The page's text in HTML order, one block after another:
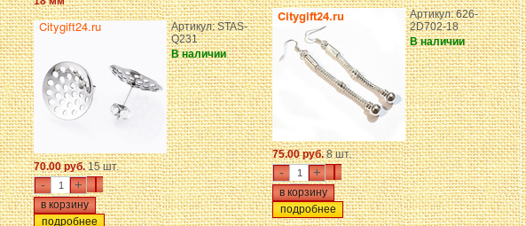
Артикул: STAS-
Q231
В наличии
70.00 руб.15 шт.
- +
подробнее
Артикул: 626-
2D702-18
В наличии
75.00 руб.8 шт.
- +
подробнее